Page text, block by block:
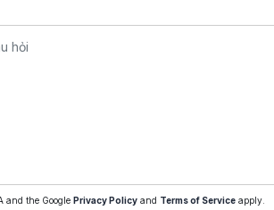
and the Google Privacy Policy and Terms of Service apply.